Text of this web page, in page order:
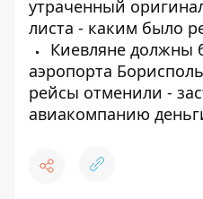
утраченный
листа - каким было
Киевляне должны
аэропорта
рейсы отменили -
авиакомпанию